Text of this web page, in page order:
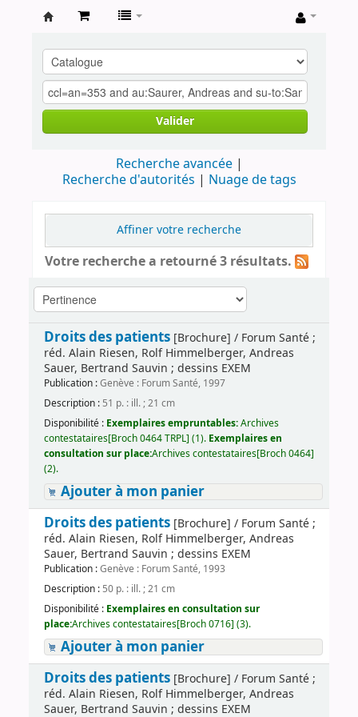
contestataires
Valider
Recherche avancée
Recherche d'autorités
Nuage de tags
Affiner votre recherche
Votre recherche a retourné 3 résultats.
Droits des patients[Brochure] / Forum Santé ;
réd. Alain Riesen, Rolf Himmelberger, Andreas
Sauer, Bertrand Sauvin ; dessins EXEM
Publication :Genève : Forum Santé, 1997
Description : 51 p. : ill. ; 21 cm
Disponibilité : Exemplaires empruntables:Archives
contestataires[Broch 0464 TRPL] (1). Exemplaires en
consultation sur place:Archives contestataires[Broch 0464]
(2).
Ajouter à mon panier
Droits des patients[Brochure] / Forum Santé ;
réd. Alain Riesen, Rolf Himmelberger, Andreas
Sauer, Bertrand Sauvin ; dessins EXEM
Publication :Genève : Forum Santé, 1993
Description : 50 p. : ill. ; 21 cm
Disponibilité : Exemplaires en consultation sur
place:Archives contestataires[Broch 0716] (3).
Ajouter à mon panier
Droits des patients[Brochure] / Forum Santé ;
réd. Alain Riesen, Rolf Himmelberger, Andreas
Sauer, Bertrand Sauvin ; dessins EXEM